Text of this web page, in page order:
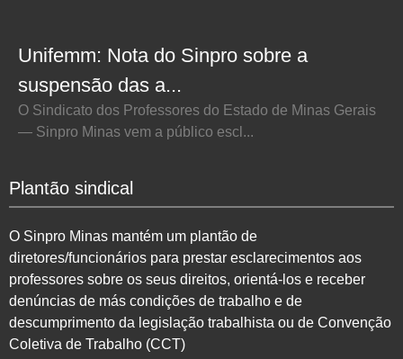
Unifemm: Nota do Sinpro sobre a
suspensão das a...
O Sindicato dos Professores do Estado de Minas Gerais
— Sinpro Minas vem a público escl...
Plantão sindical
O Sinpro Minas mantém um plantão de
diretores/funcionários para prestar esclarecimentos aos
professores sobre os seus direitos, orientá-los e receber
denúncias de más condições de trabalho e de
descumprimento da legislação trabalhista ou de Convenção
Coletiva de Trabalho (CCT)